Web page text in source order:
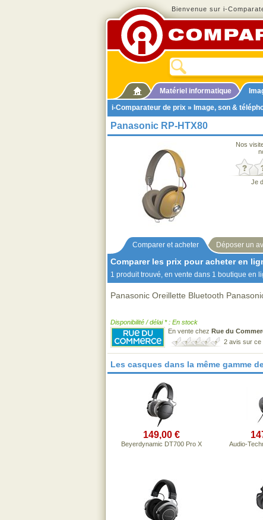
Bienvenue sur i-
Matériel informatique
i-Comparateur de prix » Image, son &
Panasonic RP-HTX80
Nos
Je
Comparer et acheter Déposer un
Comparer les prix pour acheter en
1 produit trouvé, en vente dans 1 boutique en
Panasonic Oreillette Bluetooth
Disponibilité / délai * : En stock
En vente chez Rue du
2 avis sur ce
Les casques dans la même gamme
149,00 €
Beyerdynamic DT700 Pro X Audio-